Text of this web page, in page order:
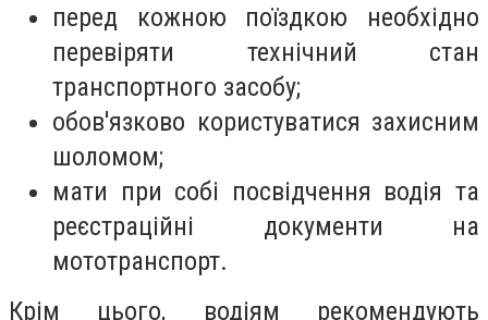
перед кожною поїздкою необхідно
перевіряти технічний стан
транспортного засобу;
обов'язково користуватися захисним
шоломом;
мати при собі посвідчення водія та
реєстраційні документи на
мототранспорт.
Крім цього, водіям рекомендують